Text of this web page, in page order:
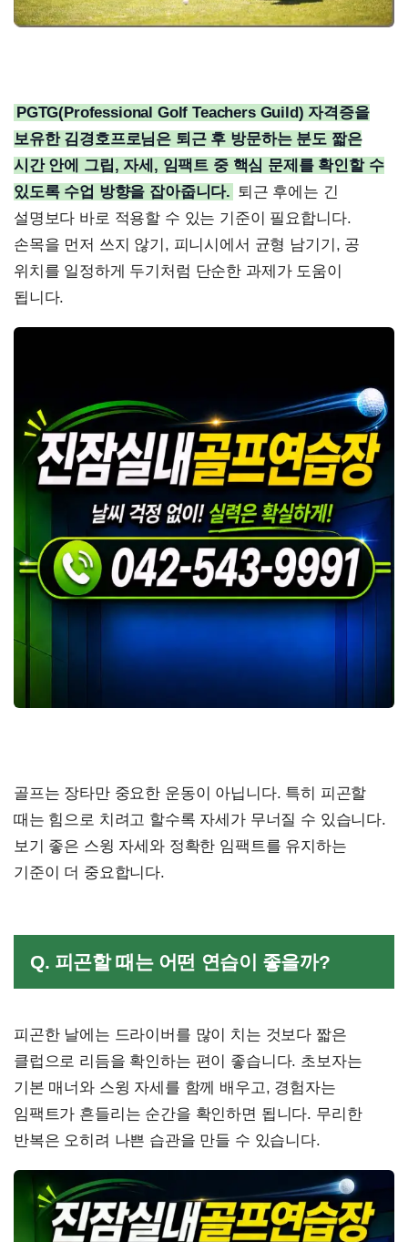
PGTG(Professional Golf Teachers Guild) 자격증을
보유한 김경호프로님은 퇴근 후 방문하는 분도 짧은
시간 안에 그립, 자세, 임팩트 중 핵심 문제를 확인할 수
있도록 수업 방향을 잡아줍니다. 퇴근 후에는 긴
설명보다 바로 적용할 수 있는 기준이 필요합니다.
손목을 먼저 쓰지 않기, 피니시에서 균형 남기기, 공
위치를 일정하게 두기처럼 단순한 과제가 도움이
됩니다.
골프는 장타만 중요한 운동이 아닙니다. 특히 피곤할
때는 힘으로 치려고 할수록 자세가 무너질 수 있습니다.
보기 좋은 스윙 자세와 정확한 임팩트를 유지하는
기준이 더 중요합니다.
Q. 피곤할 때는 어떤 연습이 좋을까?
피곤한 날에는 드라이버를 많이 치는 것보다 짧은
클럽으로 리듬을 확인하는 편이 좋습니다. 초보자는
기본 매너와 스윙 자세를 함께 배우고, 경험자는
임팩트가 흔들리는 순간을 확인하면 됩니다. 무리한
반복은 오히려 나쁜 습관을 만들 수 있습니다.